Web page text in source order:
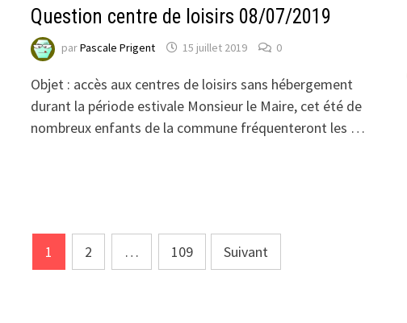
Question centre de loisirs 08/07/2019
parPascale Prigent 15 juillet 2019 0
Objet : accès aux centres de loisirs sans hébergement
durant la période estivale Monsieur le Maire, cet été de
nombreux enfants de la commune fréquenteront les …
Navigation
des
1 2 … 109 Suivant